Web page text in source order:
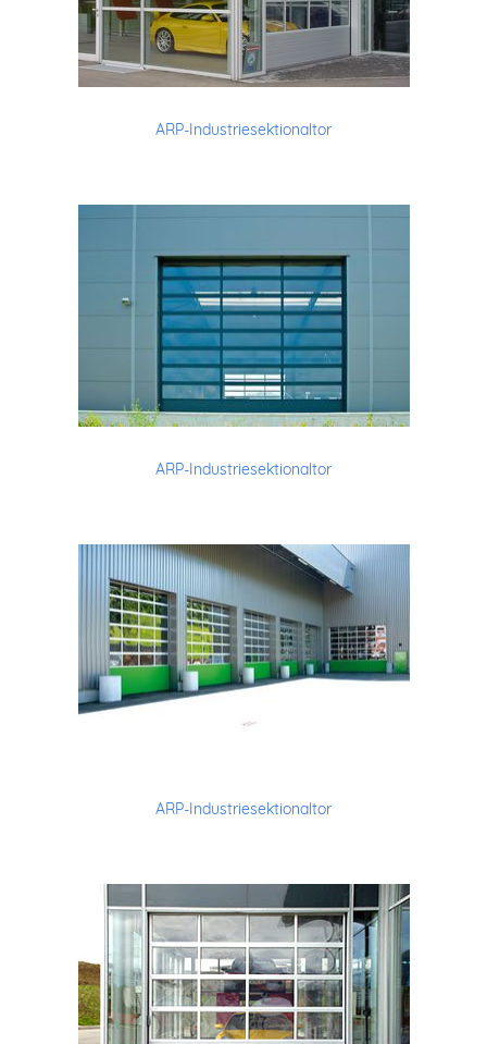
ARP-Industriesektionaltor
ARP-Industriesektionaltor
ARP-Industriesektionaltor